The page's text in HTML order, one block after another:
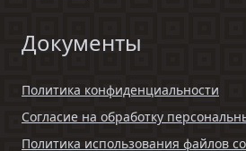
Документы
Политика конфиденциальности
Согласие на обработку
Политика использования файлов